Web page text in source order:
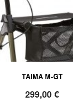
TAiMA M-GT
299,00€